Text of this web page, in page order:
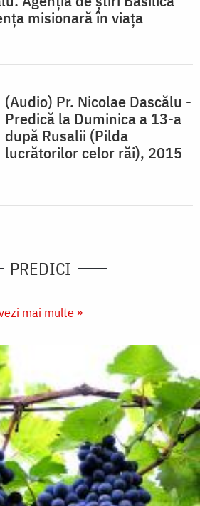
misionară în viața
(Audio) Pr. Nicolae Dascălu -
Predică la Duminica a 13-a
după Rusalii (Pilda
lucrătorilor celor răi), 2015
PREDICI
mai multe »